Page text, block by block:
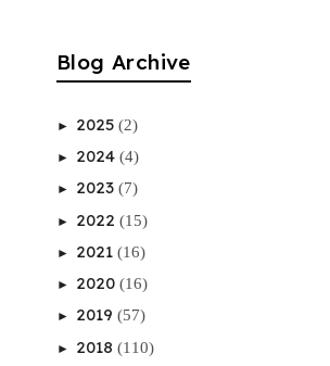
Blog Archive
► 2025 (2)
► 2024 (4)
► 2023 (7)
► 2022 (15)
► 2021 (16)
► 2020 (16)
► 2019 (57)
► 2018 (110)